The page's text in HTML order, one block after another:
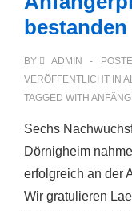
bestanden
BY ADMIN
VERÖFFENTLICHT IN
TAGGED WITH
Sechs
Dörnigheim
erfolgreich an der
Wir gratulieren